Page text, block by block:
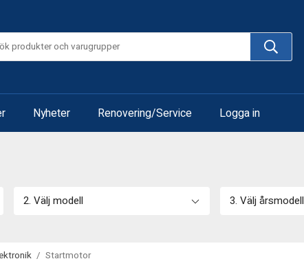
Nyheter Renovering/Service Logga in
2. Välj modell 3. Välj årsmodell
/ Startmotor